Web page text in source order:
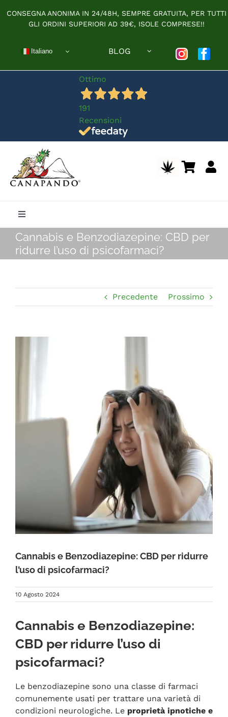
contenuto
CONSEGNA ANONIMA IN 24/48H, SEMPRE GRATUITA, PER TUTTI
GLI ORDINI SUPERIORI AD 39€, ISOLE COMPRESE!!
Italiano BLOG
Ottimo
191
Recensioni
Toggle
Navigation
CHI SIAMO
PUNTI VENDITA
FIERE E COLLABORAZIONI
Cannabis e Benzodiazepine: CBD per
ridurre l’uso di psicofarmaci?
Precedente Prossimo
Cannabis e Benzodiazepine: CBD per ridurre
l’uso di psicofarmaci?
10 Agosto 2024
Cannabis e Benzodiazepine:
CBD per ridurre l’uso di
psicofarmaci?
Le benzodiazepine sono una classe di farmaci
comunemente usati per trattare una varietà di
condizioni neurologiche. Le proprietà ipnotiche e